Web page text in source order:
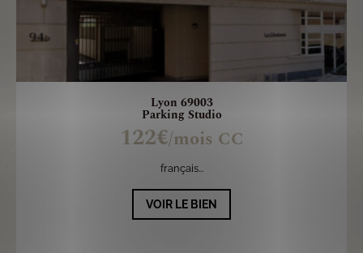
Lyon 69003
Parking Studio
122€/mois CC
français...
VOIR LE BIEN